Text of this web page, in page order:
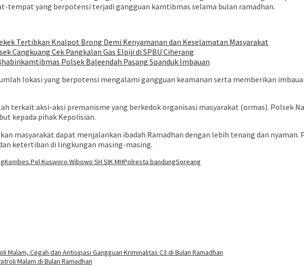
tempat yang berpotensi terjadi gangguan kamtibmas selama bulan ramadhan.
Tertibkan Knalpot Brong Demi Kenyamanan dan Keselamatan Masyarakat
Cangkuang Cek Pangkalan Gas Elpiji di SPBU Ciherang
Polsek Baleendah Pasang Spanduk Imbauan
lokasi yang berpotensi mengalami gangguan keamanan serta memberikan
terkait aksi-aksi premanisme yang berkedok organisasi masyarakat (ormas). Polsek
kepada pihak Kepolisian.
masyarakat dapat menjalankan ibadah Ramadhan dengan lebih tenang dan
ketertiban di lingkungan masing-masing.
Kombes Pol Kusworo Wibowo SH SIK MHPolresta bandungSoreang
Malam, Cegah dan Antisipasi Gangguan Kriminalitas C3 di Bulan Ramadhan
Malam di Bulan Ramadhan